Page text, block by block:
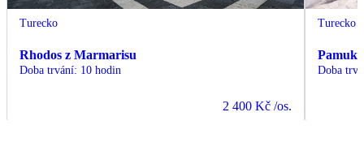
Turecko
Rhodos z Marmarisu
Doba trvání: 10 hodin
2 400 Kč /os.
Turecko
Doba